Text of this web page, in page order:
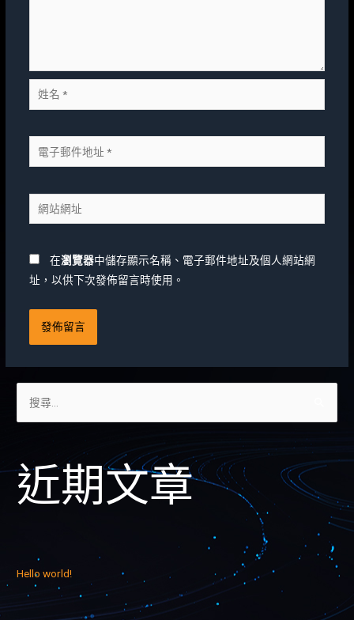
在瀏覽器中儲存顯示名稱、電子郵件地址及個人網站網
址，以供下次發佈留言時使用。
近期文章
Hello world!